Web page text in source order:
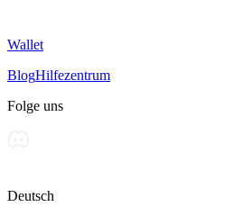
Wallet
BlogHilfezentrum
Folge uns
Deutsch